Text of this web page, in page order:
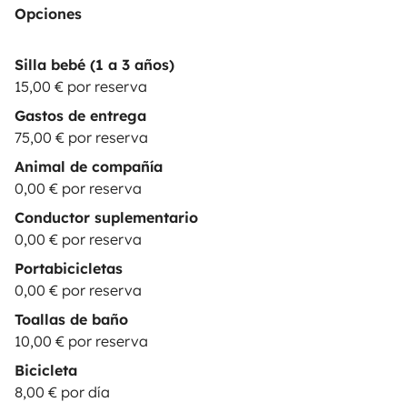
Opciones
Silla bebé (1 a 3 años)
15,00 € por reserva
Gastos de entrega
75,00 € por reserva
Animal de compañía
0,00 € por reserva
Conductor suplementario
0,00 € por reserva
Portabicicletas
0,00 € por reserva
Toallas de baño
10,00 € por reserva
Bicicleta
8,00 € por día